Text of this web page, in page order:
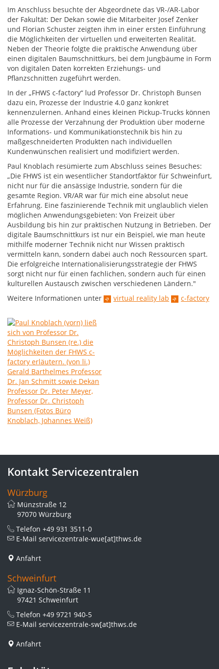
Im Anschluss besuchte der Abgeordnete das VR-/AR-Labor
der Fakultät: Der Dekan sowie die Mitarbeiter Josef Zenker
und Florian Schuster zeigten ihm in einer ersten Einführung
die Möglichkeiten der virtuellen und erweiterten Realität.
Neben der Theorie folgte die praktische Anwendung über
einen digitalen Baumschnittkurs, bei dem Jungbäume in Form
von digitalen Daten korrekten Erziehungs- und
Pflanzschnitten zugeführt werden.
In der „FHWS c-factory“ lud Professor Dr. Christoph Bunsen
dazu ein, Prozesse der Industrie 4.0 ganz konkret
kennenzulernen. Anhand eines kleinen Pickup-Trucks können
alle Prozesse der Verzahnung der Produktion über moderne
Informations- und Kommunikationstechnik bis hin zu
maßgeschneiderten Produkten nach individuellen
Kundenwünschen realisiert und modifiziert werden.
Paul Knoblach resümierte zum Abschluss seines Besuches:
„Die FHWS ist ein wesentlicher Standortfaktor für Schweinfurt,
nicht nur für die ansässige Industrie, sondern für die
gesamte Region. VR/AR war für mich eine absolut neue
Erfahrung. Eine faszinierende Technik mit unglaublich vielen
möglichen Anwendungsgebieten: Von Freizeit über
Ausbildung bis hin zur praktischen Nutzung in Betrieben. Der
digitale Baumschnittkurs ist nur ein Beispiel, wie man heute
mithilfe moderner Technik nicht nur Wissen praktisch
vermitteln kann, sondern dabei auch noch Ressourcen spart.
Die erfolgreiche Internationalisierungsstrategie der FHWS
sorgt nicht nur für einen fachlichen, sondern auch für einen
kulturellen Austausch zwischen verschiedenen Ländern."
Weitere Informationen unter
virtual reality lab c-factory
Kontakt Servicezentralen
Würzburg
Münzstraße 12
97070 Würzburg
Telefon +49 931 3511-0
E-Mail servicezentrale-wue[at]thws.de
Anfahrt
Schweinfurt
Ignaz-Schön-Straße 11
97421 Schweinfurt
Telefon +49 9721 940-5
E-Mail servicezentrale-sw[at]thws.de
Anfahrt